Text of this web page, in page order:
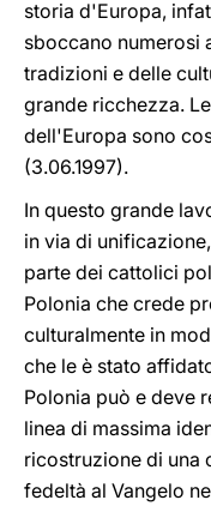
storia d'Europa,
sboccano numerosi
tradizioni e delle
grande ricchezza.
dell'Europa sono
(3.06.1997).
In questo grande
in via di
parte dei cattolici
Polonia che crede
culturalmente in
che le è stato
Polonia può e deve
linea di massima
ricostruzione di una
fedeltà al Vangelo